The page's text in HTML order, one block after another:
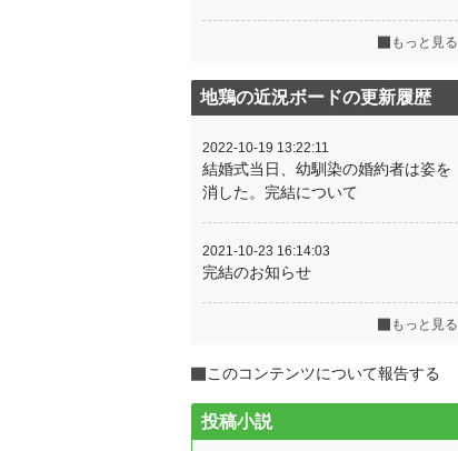
もっと見る
地鶏の近況ボードの更新履歴
2022-10-19 13:22:11
結婚式当日、幼馴染の婚約者は姿を
消した。完結について
2021-10-23 16:14:03
完結のお知らせ
もっと見る
このコンテンツについて報告する
投稿小説